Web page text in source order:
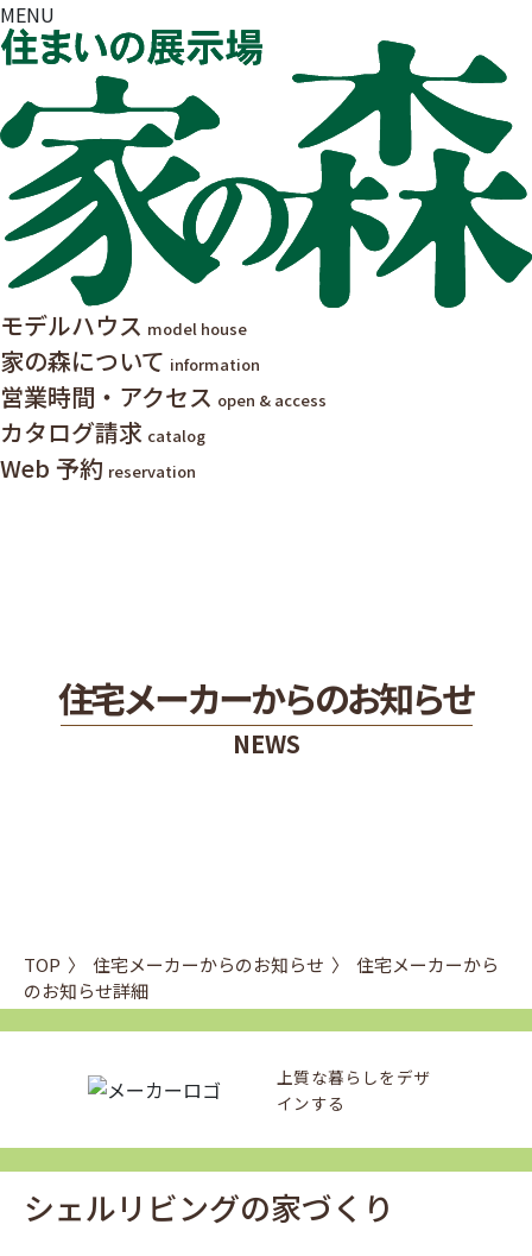
MENU
モデルハウス model house
家の森について information
営業時間・アクセス open & access
カタログ請求 catalog
Web 予約 reservation
住宅メーカーからのお知らせ
NEWS
TOP 住宅メーカーからのお知らせ
住宅メーカーから
のお知らせ詳細
上質な暮らしをデザ
インする
シェルリビングの家づくり